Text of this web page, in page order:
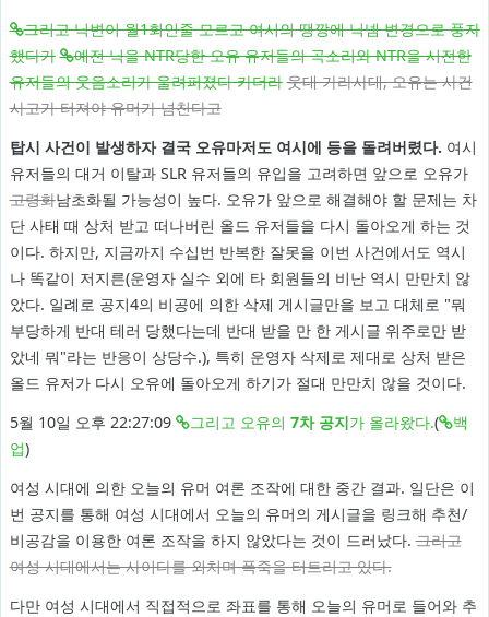
그리고 닉변이 월1회인줄 모르고 여시의 땡깡에 닉넴 변경으로 풍자
했다가
예전 닉을 NTR당한 오유 유저들의 곡소리와 NTR을 시전한
유저들의 웃음소리가 울려퍼졌다 카더라 웃대 가라사대, 오유는 사건
사고가 터져야 유머가 넘친다고
탑시 사건이 발생하자 결국 오유마저도 여시에 등을 돌려버렸다.여시
유저들의 대거 이탈과 SLR 유저들의 유입을 고려하면 앞으로 오유가
고령화남초화될 가능성이 높다. 오유가 앞으로 해결해야 할 문제는 차
단 사태 때 상처 받고 떠나버린 올드 유저들을 다시 돌아오게 하는 것
이다. 하지만, 지금까지 수십번 반복한 잘못을 이번 사건에서도 역시
나 똑같이 저지른(운영자 실수 외에 타 회원들의 비난 역시 만만치 않
았다. 일례로 공지4의 비공에 의한 삭제 게시글만을 보고 대체로 "뭐
부당하게 반대 테러 당했다는데 반대 받을 만 한 게시글 위주로만 받
았네 뭐"라는 반응이 상당수.), 특히 운영자 삭제로 제대로 상처 받은
올드 유저가 다시 오유에 돌아오게 하기가 절대 만만치 않을 것이다.
5월 10일 오후 22:27:09
그리고 오유의 7차 공지가 올라왔다.(
백
업)
여성 시대에 의한 오늘의 유머 여론 조작에 대한 중간 결과. 일단은 이
번 공지를 통해 여성 시대에서 오늘의 유머의 게시글을 링크해 추천/
비공감을 이용한 여론 조작을 하지 않았다는 것이 드러났다.그리고
여성 시대에서는 사이다를 외치며 폭죽을 터트리고 있다.
다만 여성 시대에서 직접적으로 좌표를 통해 오늘의 유머로 들어와 추